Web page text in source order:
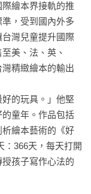
的邊界，以及人
全面啟動》、
大熊與蝴蝶交換
中，夢境與現實
的關係、現實跟
探問「我是
容納世間萬物。
「天人合一」的
的養分。
與虛幻
繪本界接軌的推
，受到國內外多
灣兒童提升國際
美、法、英、
精緻繪本的輸出
的玩具。」他堅
童年。作品包括
繪本藝術的《好
：366天，每天打開
孩子寫作心法的